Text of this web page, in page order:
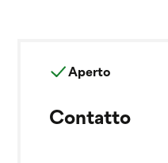
Aperto
Contatto